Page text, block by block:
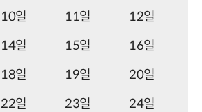
10일 11일
12일
14일 15일
16일
18일 19일
20일
22일 23일
24일